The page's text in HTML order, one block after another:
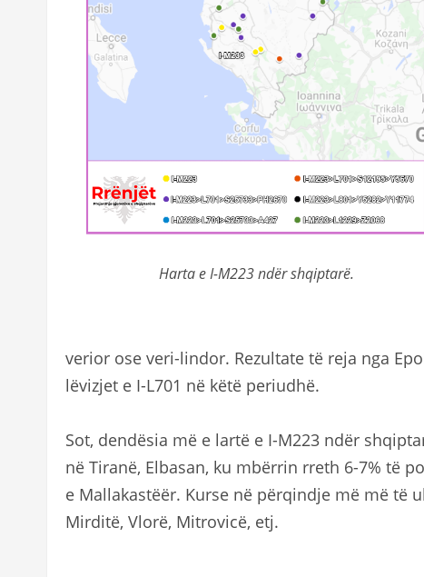
Harta e I-M223 ndër shqiptarë.
verior ose veri-lindor. Rezultate të reja nga
lëvizjet e I-L701 në këtë periudhë.
Sot, dendësia më e lartë e I-M223 ndër
në Tiranë, Elbasan, ku mbërrin rreth 6-7% të
e Mallakastëër. Kurse në përqindje më më të
Mirditë, Vlorë, Mitrovicë, etj.